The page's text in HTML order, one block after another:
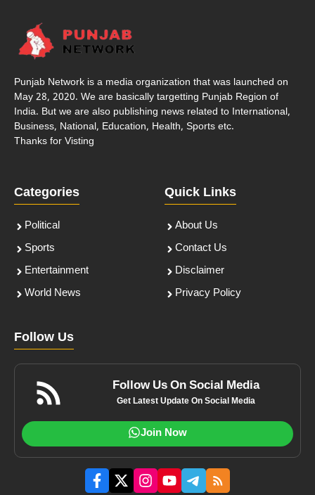
Punjab Network is a media organization that was launched on
May 28, 2020. We are basically targetting Punjab Region of
India. But we are also publishing news related to International,
Business, National, Education, Health, Sports etc.
Thanks for Visting
Categories
Political
Sports
Entertainment
World News
Quick Links
About Us
Contact Us
Disclaimer
Privacy Policy
Follow Us
Follow Us On Social Media
Get Latest Update On Social Media
Join Now